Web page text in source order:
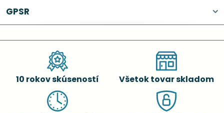
GPSR
10 rokov skúseností Všetok tovar skladom